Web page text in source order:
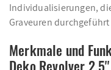
Individualisierungen,
Graveuren
Merkmale und
Deko Revolver